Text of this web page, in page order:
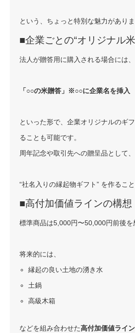
という、ちょっと特別な魅力がありま
■企業ごとの“オリジナル
法人が贈答用に購入される場合には、
「○○の米贈答」※○○に企業名を挿入
といった形で、企業オリジナルのギ
ることも可能です。
周年記念や取引先への贈呈品として、
“社名入りの縁起物ギフト” を作ること
■高付加価値ラインの構想
標準商品は5,000円〜50,000円前後を
将来的には、
縁起の良い土地の湧き水
土鍋
高級木箱
などを組み合わせた高付加価値ライン